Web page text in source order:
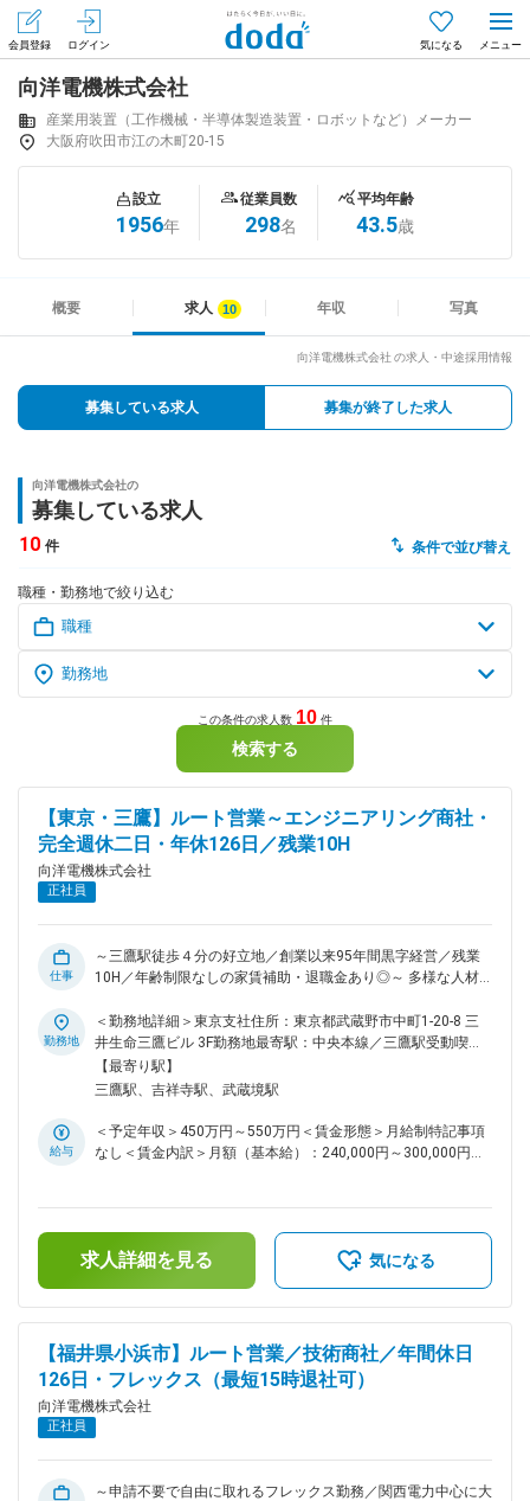
会員登録 ログイン 気になる
会員登録（無料） ログイン
はじめてdodaをご利用される方へ
求人を紹介してもらう
知りたい・聞きたい
専門サイト
対応時間：10:00～22:00(日曜・年末年始を除く)
自動案内は24時間365日対応
転職の「モヤモヤ」、一人で悩まず
気軽に相談してみませんか？
dodaの使い方は？
ヘルプ
向洋電機株式会社
産業用装置（工作機械・半導体製造装置・ロボットなど）メーカー
大阪府吹田市江の木町20-15
設立
1956年
従業員数
298名
平均年齢
43.5歳
概要 求人 年収 写真
向洋電機株式会社 の求人・中途採用情報
募集している求人 募集が終了した求人
向洋電機株式会社の
募集している求人
10 件 条件で並び替え
職種・勤務地で絞り込む
この条件の求人数 10 件
検索する
【東京・三鷹】ルート営業～エンジニアリング商社・
完全週休二日・年休126日／残業10H
向洋電機株式会社
正社員
仕事
～三鷹駅徒歩４分の好立地／創業以来95年間黒字経営／残業
10H／年齢制限なしの家賃補助・退職金あり◎～ 多様な人材が
多数・福利厚生充実したエンジニアリング商社の提案営業にチ
ャレンジしませんか ■担当業務： 顧客の生産設備等に対し、
新製品の提案営業を担当いただきます。ご入社後は先輩との
OJTや製品理解のための研修を通して業務をキャッチアップ
主な案件： 既存顧客（食品・医療業界など）の設備更新等が
多く、商談は1～2社/日。技術部門と連携し提案を実施しま
術部門と協働します。 【やりがい】お客様が何に困っている
か？どうしたら解決できるか？ 顧客目線で提案できます。 ■
営業スタイル： 既存法人顧客へのルート営業となり、前任
者から引き継ぎながら経験を積んでいただく形となります。
ら製品知識や営業スタイルを学んでいただきます。 ■担当業
界： 東京支店では大手飲料メーカーがメイン顧客となり、
その他、食品・薬品などを中心に幅広い業界のお客様を担当し
てもらいます。 ◎担当社数は平均5～6社。 担当顧客のボリ
ュームを考慮して社数を調整します。 仕事内容変更の範囲 ■
年齢制限なく、定年まで永続的に手当てが出続けます。 ●退職
勤務地
＜勤務地詳細＞東京支社住所：東京都武蔵野市中町1-20-8 三
井生命三鷹ビル 3F勤務地最寄駅：中央本線／三鷹駅受動喫煙
対策：屋内全面禁煙
【最寄り駅】
三鷹駅、吉祥寺駅、武蔵境駅
給与
＜予定年収＞450万円～550万円＜賃金形態＞月給制特記事項
なし＜賃金内訳＞月額（基本給）：240,000円～300,000円そ
京勤務の方は+10,000円賃金はあくまでも目安の金額であり、
選考を通じて上下する可能性があります。月給(月額)は固定手
求人詳細を見る 気になる
【福井県小浜市】ルート営業／技術商社／年間休日
126日・フレックス（最短15時退社可）
向洋電機株式会社
正社員
～申請不要で自由に取れるフレックス勤務／関西電力中心に大